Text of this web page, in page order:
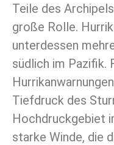
Teile des
große Rolle.
unterdessen
südlich im Pazifik.
Tiefdruck des
Hochdruckgebiet
starke Winde, die